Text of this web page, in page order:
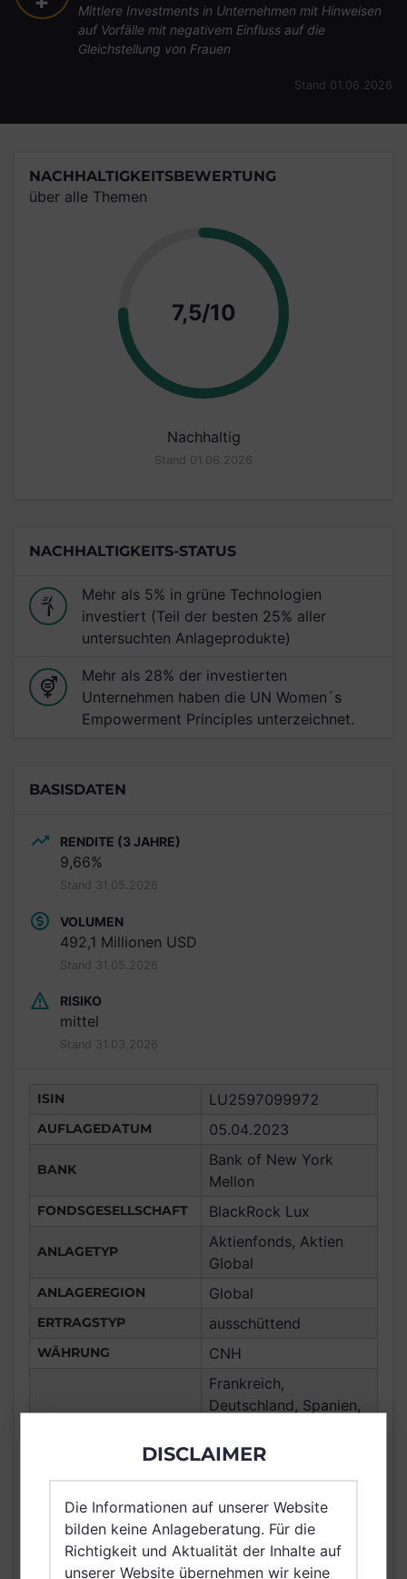
Mittlere Investments in Unternehmen mit Hinweisen
auf Vorfälle mit negativem Einfluss auf die
Gleichstellung von Frauen
Stand 01.06.2026
NACHHALTIGKEITSBEWERTUNG
über alle Themen
7,5/10 Punkte
Nachhaltig
Stand 01.06.2026
NACHHALTIGKEITS-STATUS
Mehr als 5% in grüne Technologien
investiert (Teil der besten 25% aller
untersuchten Anlageprodukte)
Mehr als 28% der investierten
Unternehmen haben die UN Women´s
Empowerment Principles unterzeichnet.
BASISDATEN
RENDITE (3 JAHRE)
9,66%
Stand 31.05.2026
VOLUMEN
492,1 Millionen USD
Stand 31.05.2026
RISIKO
mittel
Stand 31.03.2026
ISIN LU2597099972
AUFLAGEDATUM 05.04.2023
BANK
Bank of New York
Mellon
FONDSGESELLSCHAFT BlackRock Lux
ANLAGETYP
Aktienfonds, Aktien
Global
ANLAGEREGION Global
ERTRAGSTYP ausschüttend
WÄHRUNG CNH
VERTRIEBSZULASSUNG
Frankreich,
Deutschland, Spanien,
Vereinigtes Königreich
Schweiz, Finnland,
Dänemark, Hong Kong,
Schweden, Irland,
DISCLAIMER
Die Informationen auf unserer Website
bilden keine Anlageberatung. Für die
Richtigkeit und Aktualität der Inhalte auf
unserer Website übernehmen wir keine